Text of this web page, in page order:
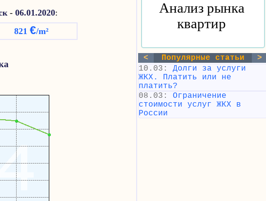
- 06.01.2020:
821 €/m²
Анализ рынка
квартир
< Популярные статьи
>
10.03: Долги за услуги
ЖКХ. Платить или не
платить?
08.03: Ограничение
стоимости услуг ЖКХ в
России